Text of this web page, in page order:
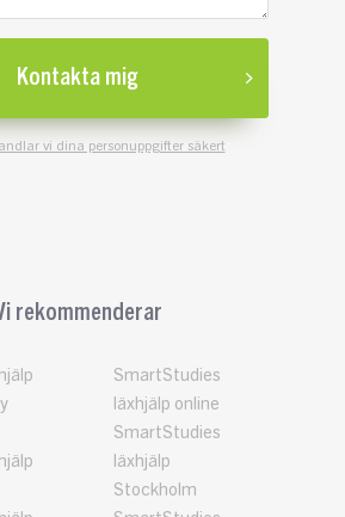
Kontakta mig
vi dina personuppgifter säkert
rekommenderar
SmartStudies
läxhjälp online
SmartStudies
läxhjälp
Stockholm